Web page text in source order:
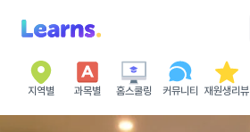
지역별 과목별 홈스쿨링 커뮤니티 재원생리뷰